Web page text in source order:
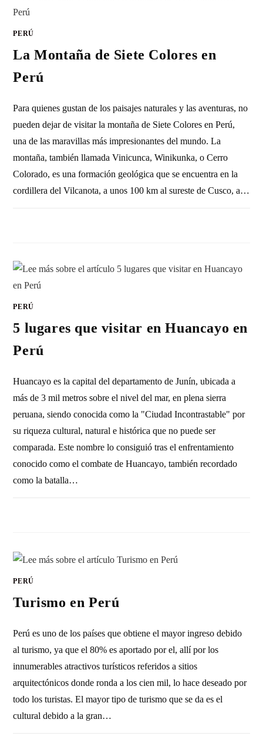
PERÚ
La Montaña de Siete Colores en
Perú
Para quienes gustan de los paisajes naturales y las aventuras, no
pueden dejar de visitar la montaña de Siete Colores en Perú,
una de las maravillas más impresionantes del mundo. La
montaña, también llamada Vinicunca, Winikunka, o Cerro
Colorado, es una formación geológica que se encuentra en la
cordillera del Vilcanota, a unos 100 km al sureste de Cusco, a…
PERÚ
5 lugares que visitar en Huancayo en
Perú
Huancayo es la capital del departamento de Junín, ubicada a
más de 3 mil metros sobre el nivel del mar, en plena sierra
peruana, siendo conocida como la "Ciudad Incontrastable" por
su riqueza cultural, natural e histórica que no puede ser
comparada. Este nombre lo consiguió tras el enfrentamiento
conocido como el combate de Huancayo, también recordado
como la batalla…
PERÚ
Turismo en Perú
Perú es uno de los países que obtiene el mayor ingreso debido
al turismo, ya que el 80% es aportado por el, allí por los
innumerables atractivos turísticos referidos a sitios
arquitectónicos donde ronda a los cien mil, lo hace deseado por
todo los turistas. El mayor tipo de turismo que se da es el
cultural debido a la gran…